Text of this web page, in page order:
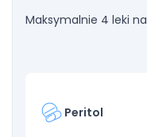
Maksymalnie 4 leki
Peritol